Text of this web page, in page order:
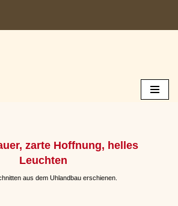
zarte Hoffnung, helles
Leuchten
aus dem Uhlandbau erschienen.